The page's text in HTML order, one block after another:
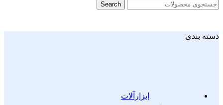
Search
دسته بندی
ابزارآلات